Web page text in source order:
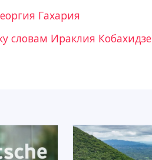
Гахария
словам Ираклия Кобахидзе